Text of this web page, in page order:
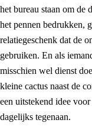
het bureau staan om
het pennen bedrukken,
relatiegeschenk dat de
gebruiken. En als
misschien wel dienst
kleine cactus naast de
een uitstekend idee
dagelijks tegenaan.